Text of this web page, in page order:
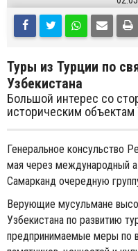
Туры из Турции по
Узбекистана
Большой интерес со
историческим объектам
Генеральное консульство
мая через международный
Самарканд очередную
Верующие мусульмане
Узбекистана по развитию
предпринимаемые меры по